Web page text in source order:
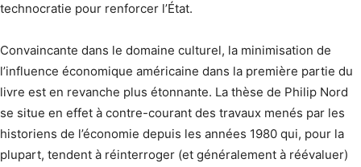
technocratie pour renforcer l’État.
Convaincante dans le domaine culturel, la minimisation de
l’influence économique américaine dans la première partie du
livre est en revanche plus étonnante. La thèse de Philip Nord
se situe en effet à contre-courant des travaux menés par les
historiens de l’économie depuis les années 1980 qui, pour la
plupart, tendent à réinterroger (et généralement à réévaluer)